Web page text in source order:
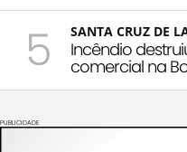
5 SANTA CRUZ DE
Incêndio
comercial na
PUBLICIDADE